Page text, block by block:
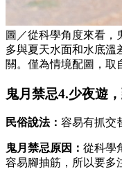
圖／從科學角度來看，
多與夏天水面和水底溫
關。僅為情境配圖，取
鬼月禁忌4.少夜遊
民俗說法： 容易有抓交
鬼月禁忌原因： 從科學
容易腳抽筋，所以要多